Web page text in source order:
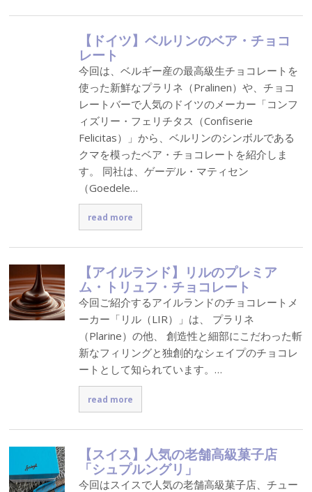
【ドイツ】ベルリンのベア・チョコ
レート
今回は、ベルギー産の最高級生チョコレートを
使った新鮮なプラリネ（Pralinen）や、チョコ
レートバーで人気のドイツのメーカー「コンフ
ィズリー・フェリチタス（Confiserie
Felicitas）」から、ベルリンのシンボルである
クマを模ったベア・チョコレートを紹介しま
す。 同社は、ゲーデル・マティセン
（Goedele…
read more
【アイルランド】リルのプレミア
ム・トリュフ・チョコレート
今回ご紹介するアイルランドのチョコレートメ
ーカー「リル（LIR）」は、 プラリネ
（Plarine）の他、 創造性と細部にこだわった斬
新なフィリングと独創的なシェイプのチョコレ
ートとして知られています。…
read more
【スイス】人気の老舗高級菓子店
「シュプルングリ」
今回はスイスで人気の老舗高級菓子店、チュー